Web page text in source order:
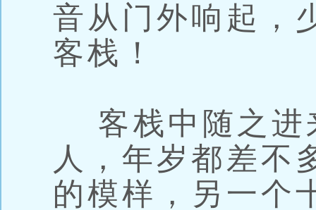
音从门外响起，
客栈！
客栈中随之进
人，年岁都差不
的模样，另一个